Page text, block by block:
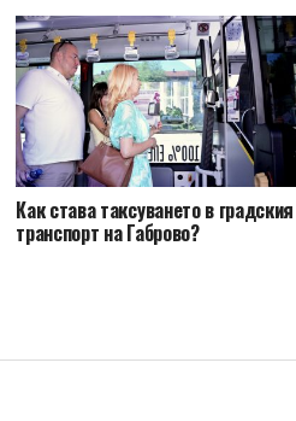
Как става таксуването в градския
транспорт на Габрово?